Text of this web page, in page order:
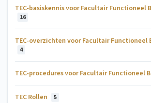
TEC-basiskennis voor Facultair Functioneel
16
TEC-overzichten voor Facultair Functioneel
4
TEC-procedures voor Facultair Functioneel
TEC Rollen 5